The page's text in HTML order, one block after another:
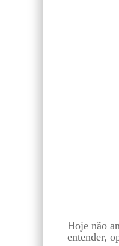
Hoje não
entender,